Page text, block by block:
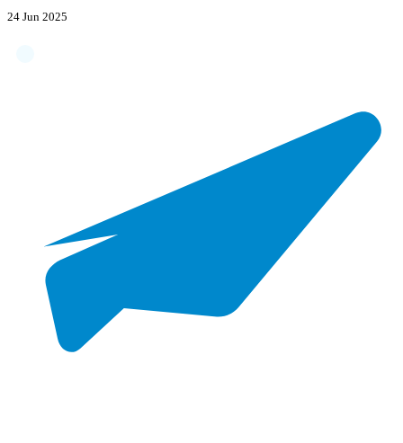
24 Jun 2025